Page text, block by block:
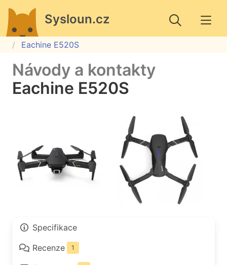
Sysloun.cz
Eachine E520S
Návody a kontakty
Eachine E520S
Specifikace
Recenze
1